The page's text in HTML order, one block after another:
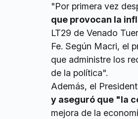
"Por primera vez
que provocan la
LT29 de Venado
Fe. Según Macri, el
que administre los
de la política".
Además, el
y aseguró que "la
mejora de la